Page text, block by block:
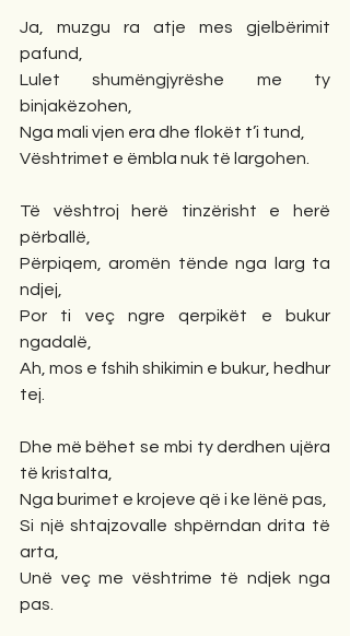
Ja, muzgu ra atje mes gjelbërimit
pafund,
Lulet shumëngjyrëshe me ty
binjakëzohen,
Nga mali vjen era dhe flokët t’i tund,
Vështrimet e ëmbla nuk të largohen.
Të vështroj herë tinzërisht e herë
përballë,
Përpiqem, aromën tënde nga larg ta
ndjej,
Por ti veç ngre qerpikët e bukur
ngadalë,
Ah, mos e fshih shikimin e bukur, hedhur
tej.
Dhe më bëhet se mbi ty derdhen ujëra
të kristalta,
Nga burimet e krojeve që i ke lënë pas,
Si një shtajzovalle shpërndan drita të
arta,
Unë veç me vështrime të ndjek nga
pas.